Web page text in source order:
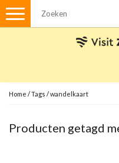
Menu
Met de auto
Visvergunningen
Home /Tags /wandelkaart
Producten getagd